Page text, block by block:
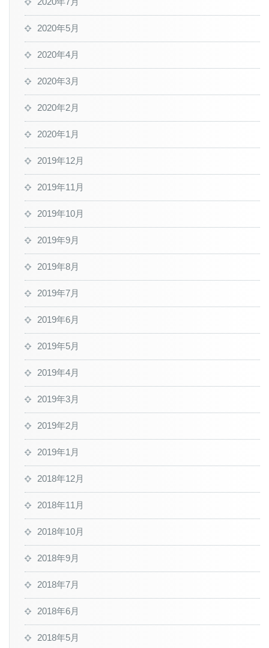
2020年5月
2020年4月
2020年3月
2020年2月
2020年1月
2019年12月
2019年11月
2019年10月
2019年9月
2019年8月
2019年7月
2019年6月
2019年5月
2019年4月
2019年3月
2019年2月
2019年1月
2018年12月
2018年11月
2018年10月
2018年9月
2018年7月
2018年6月
2018年5月